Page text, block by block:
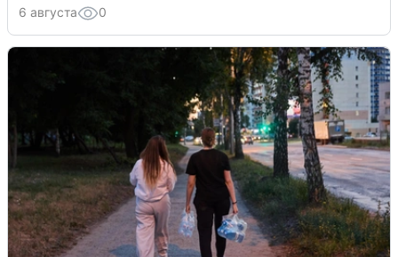
6 августа 0